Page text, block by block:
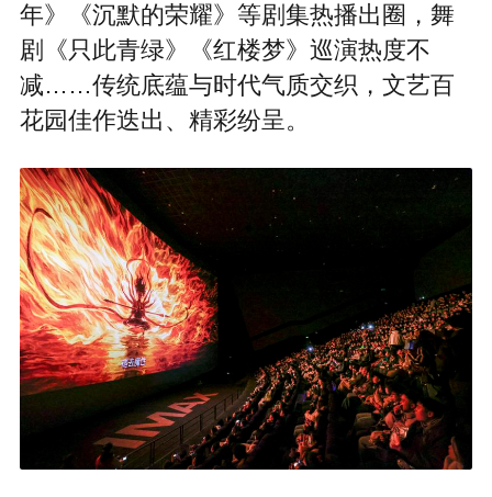
年》《沉默的荣耀》等剧集热播出圈，舞
剧《只此青绿》《红楼梦》巡演热度不
减……传统底蕴与时代气质交织，文艺百
花园佳作迭出、精彩纷呈。